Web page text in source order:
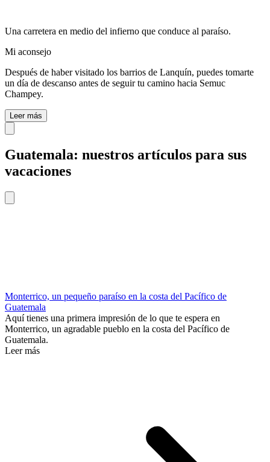
Una carretera en medio del infierno que conduce al paraíso.
Mi aconsejo
Después de haber visitado los barrios de Lanquín, puedes tomarte
un día de descanso antes de seguir tu camino hacia Semuc
Champey.
Leer más
Guatemala: nuestros artículos para sus
vacaciones
Monterrico, un pequeño paraíso en la costa del Pacífico de
Guatemala
Aquí tienes una primera impresión de lo que te espera en
Monterrico, un agradable pueblo en la costa del Pacífico de
Guatemala.
Leer más